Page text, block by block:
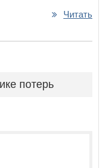
Читать
потерь